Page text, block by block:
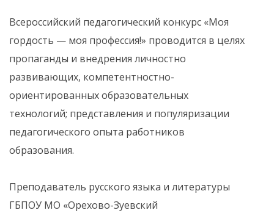
Всероссийский педагогический конкурс «Моя
гордость — моя профессия!» проводится в целях
пропаганды и внедрения личностно
развивающих, компетентностно-
ориентированных образовательных
технологий; представления и популяризации
педагогического опыта работников
образования.
Преподаватель русского языка и литературы
ГБПОУ МО «Орехово-Зуевский